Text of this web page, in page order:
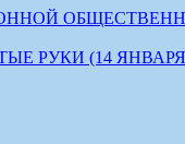
(14 ЯНВАРЯ